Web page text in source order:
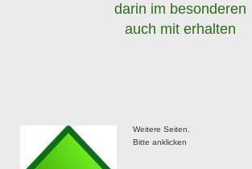
darin im besonderen
auch mit erhalten
Weitere Seiten.
Bitte anklicken